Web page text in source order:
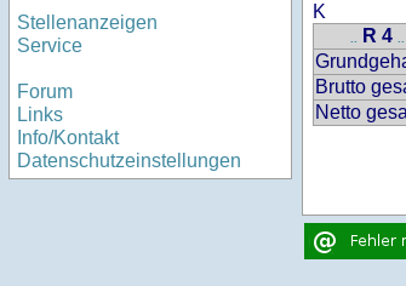
Stellenanzeigen
Service
Forum
Links
Info/Kontakt
Datenschutzeinstellungen
K
.. R 4 ..
Brutto
Netto